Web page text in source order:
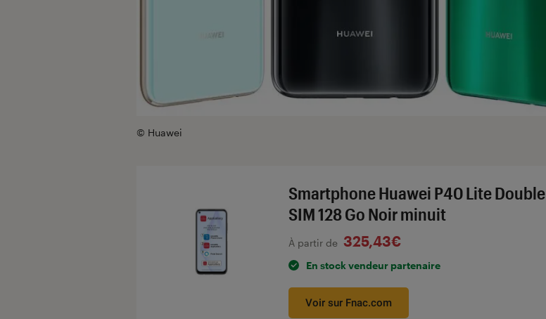
© Huawei
Smartphone Huawei P40 Lite Double
SIM 128 Go Noir minuit
À partir de 325,43€
En stock vendeur partenaire
Voir sur Fnac.com